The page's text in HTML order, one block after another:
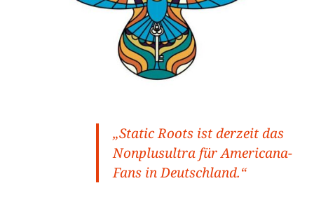
„Static Roots ist derzeit das
Nonplusultra für Americana-
Fans in Deutschland.“